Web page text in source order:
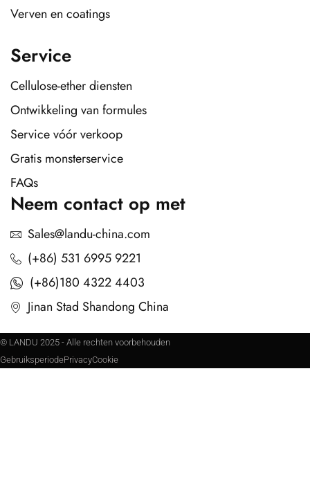
Verven en coatings
Service
Cellulose-ether diensten
Ontwikkeling van formules
Service vóór verkoop
Gratis monsterservice
FAQs
Neem contact op met
Sales@landu-china.com
(+86) 531 6995 9221
(+86)180 4322 4403
Jinan Stad Shandong China
© LANDU 2025 - Alle rechten voorbehouden
GebruiksperiodePrivacyCookie